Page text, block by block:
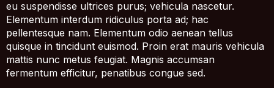
eu suspendisse ultrices purus; vehicula nascetur.
Elementum interdum ridiculus porta ad; hac
pellentesque nam. Elementum odio aenean tellus
quisque in tincidunt euismod. Proin erat mauris vehicula
mattis nunc metus feugiat. Magnis accumsan
fermentum efficitur, penatibus congue sed.